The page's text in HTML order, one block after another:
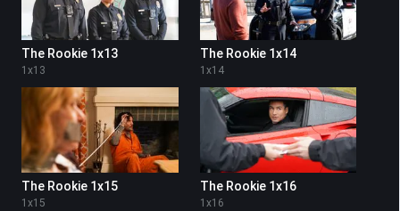
The Rookie 1x13
1 x13
The Rookie 1x14
1 x14
The Rookie 1x15
1 x15
The Rookie 1x16
1 x16